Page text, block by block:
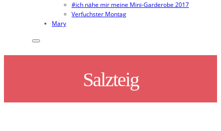
#ich nähe mir meine Mini-Garderobe 2017
Verfuchster Montag
Mary
Salzteig